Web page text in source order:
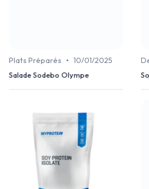
Plats Préparés • 10/01/2025
Salade Sodebo Olympe